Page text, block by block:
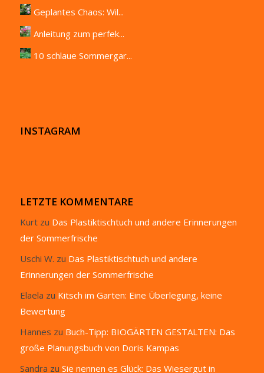
Geplantes Chaos: Wil...
Anleitung zum perfek...
10 schlaue Sommergar...
INSTAGRAM
LETZTE KOMMENTARE
Kurtzu Das Plastiktischtuch und andere Erinnerungen
der Sommerfrische
Uschi W. zu Das Plastiktischtuch und andere
Erinnerungen der Sommerfrische
Elaela zu Kitsch im Garten: Eine Überlegung, keine
Bewertung
Hannes zu Buch-Tipp: BIOGÄRTEN GESTALTEN: Das
große Planungsbuch von Doris Kampas
Sandra zu Sie nennen es Glück: Das Wiesergut in